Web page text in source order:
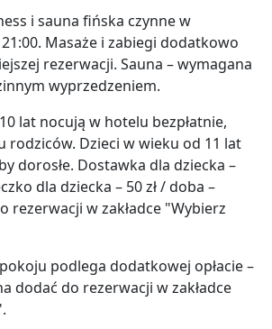
i sauna fińska czynne w
Masaże i zabiegi dodatkowo
rezerwacji. Sauna – wymagana
wyprzedzeniem.
lat nocują w hotelu bezpłatnie,
rodziców. Dzieci w wieku od 11 lat
dorosłe. Dostawka dla dziecka –
dla dziecka – 50 zł / doba –
rezerwacji w zakładce "Wybierz
podlega dodatkowej opłacie –
dodać do rezerwacji w zakładce